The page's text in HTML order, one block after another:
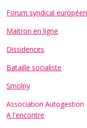
Forum syndical européen
Maitron en ligne
Dissidences
Bataille socialiste
Smolny
Association Autogestion
A l'encontre